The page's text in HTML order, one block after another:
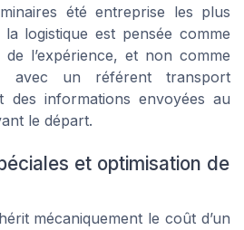
été entreprise les plus
logistique est pensée comme
l’expérience, et non comme
avec un référent transport
des informations envoyées au
le départ.
et optimisation de
mécaniquement le coût d’un